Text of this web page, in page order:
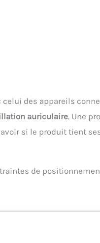
des appareils
auriculaire. Une
si le produit tient
de